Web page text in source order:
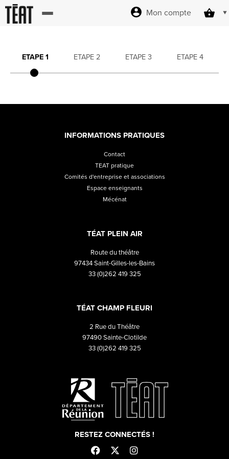
vos billets
Mon compte
ETAPE 1 ETAPE 2 ETAPE 3 ETAPE 4
RESTEZ CONNECTÉS !
TÉAT CHAMP FLEURI
2 Rue du Théâtre
97490 Sainte-Clotilde
33 (0)262 419 325
TÉAT PLEIN AIR
Route du théâtre
97434 Saint-Gilles-les-Bains
33 (0)262 419 325
INFORMATIONS PRATIQUES
Contact
TEAT pratique
Comités d'entreprise et associations
Espace enseignants
Mécénat